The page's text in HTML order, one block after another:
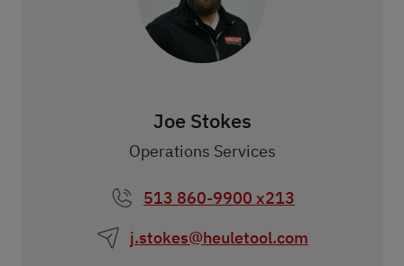
Joe Stokes
Operations Services
513 860-9900 x213
j.stokes@heuletool.com